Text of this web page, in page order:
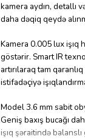
kamera aydın, detallı
daha dəqiq qeydə
Kamera 0.005 lux işıq
göstərir. Smart IR
artırılaraq tam
istifadəçiyə
Model 3.6 mm sabit
Geniş baxış bucağı
işıq şəraitində